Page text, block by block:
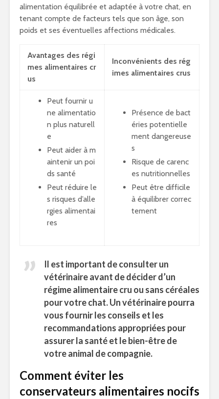
alimentation équilibrée et adaptée à votre chat, en
tenant compte de facteurs tels que son âge, son
poids et ses éventuelles affections médicales.
Avantages des régi
mes alimentaires cr
us
Inconvénients des rég
imes alimentaires crus
Peut fournir u
ne alimentatio
n plus naturell
e
Peut aider à m
aintenir un poi
ds santé
Peut réduire le
s risques d’alle
rgies alimentai
res
Présence de bact
éries potentielle
ment dangereuse
s
Risque de carenc
es nutritionnelles
Peut être difficile
à équilibrer correc
tement
Il est important de consulter un
vétérinaire avant de décider d’un
régime alimentaire cru ou sans céréales
pour votre chat. Un vétérinaire pourra
vous fournir les conseils et les
recommandations appropriées pour
assurer la santé et le bien-être de
votre animal de compagnie.
Comment éviter les
conservateurs alimentaires nocifs